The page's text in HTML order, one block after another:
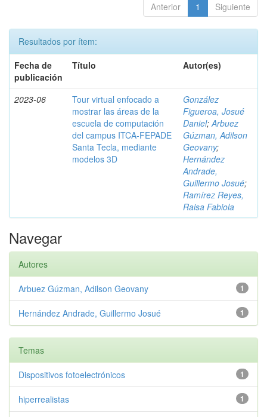
Anterior 1 Siguiente
Resultados por ítem:
Fecha de
publicación
Título Autor(es)
2023-06
Tour virtual enfocado a
mostrar las áreas de la
escuela de computación
del campus ITCA-FEPADE
Santa Tecla, mediante
modelos 3D
González
Figueroa, Josué
Daniel;Arbuez
Gúzman, Adilson
Geovany;
Hernández
Andrade,
Guillermo Josué;
Ramírez Reyes,
Raisa Fabiola
Navegar
Autores
1
Arbuez Gúzman, Adilson Geovany
1
Hernández Andrade, Guillermo Josué
Temas
1
Dispositivos fotoelectrónicos
1
hiperrealistas